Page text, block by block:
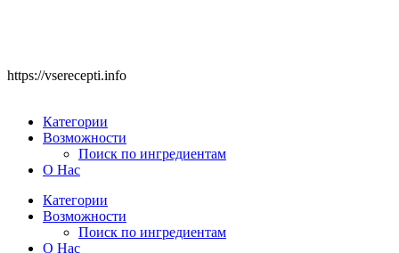
https://vserecepti.info
Категории
Возможности
Поиск по ингредиентам
О Нас
Категории
Возможности
Поиск по ингредиентам
О Нас